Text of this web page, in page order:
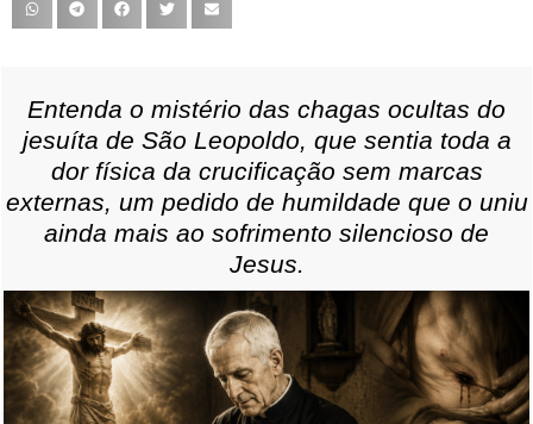
Entenda o mistério das chagas ocultas do
jesuíta de São Leopoldo, que sentia toda a
dor física da crucificação sem marcas
externas, um pedido de humildade que o uniu
ainda mais ao sofrimento silencioso de
Jesus.